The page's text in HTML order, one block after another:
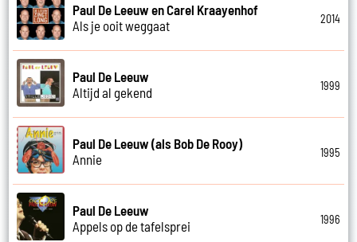
Paul De Leeuw en Carel Kraayenhof
Als je ooit weggaat
2014
Paul De Leeuw
Altijd al gekend
1999
Paul De Leeuw (als Bob De Rooy)
Annie
1995
Paul De Leeuw
Appels op de tafelsprei
1996